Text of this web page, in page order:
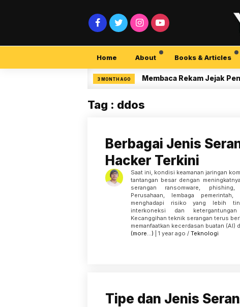
Home About Books & Articles
3 MONTH AGO Membaca Rekam Jejak Peneliti
Tag : ddos
Berbagai Jenis
Hacker Terkini
Saat ini, kondisi keamanan jaringan
tantangan besar dengan
serangan ransomware,
Perusahaan, lembaga
menghadapi risiko yang lebih
interkoneksi dan
Kecanggihan teknik serangan terus
memanfaatkan kecerdasan buatan (AI)
(more…) | 1 year ago / Teknologi
Tipe dan Jenis